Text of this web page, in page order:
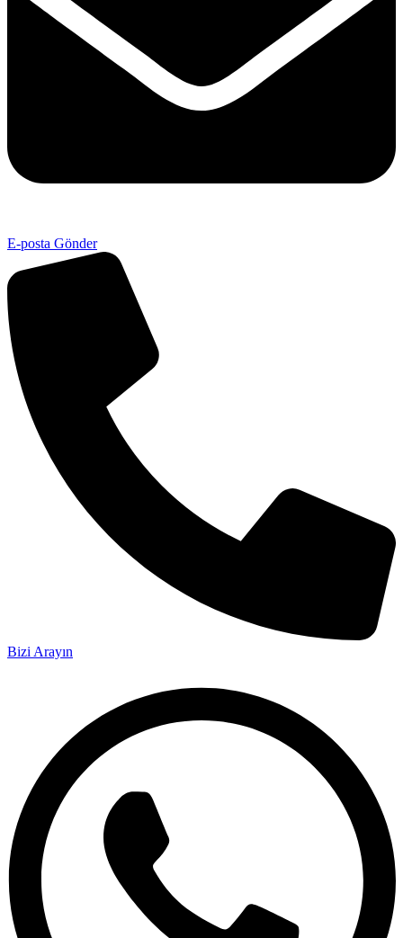
E-posta Gönder
Bizi Arayın